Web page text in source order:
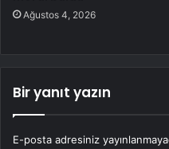
Ağustos 4, 2026
Bir yanıt yazın
E-posta adresiniz